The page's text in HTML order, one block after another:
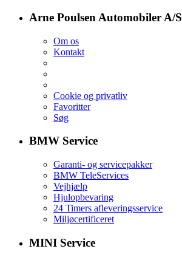
Arne Poulsen Automobiler A/S
Om os
Kontakt
Cookie og privatliv
Favoritter
Søg
BMW Service
Garanti- og servicepakker
BMW TeleServices
Vejhjælp
Hjulopbevaring
24 Timers afleveringsservice
Miljøcertificeret
MINI Service